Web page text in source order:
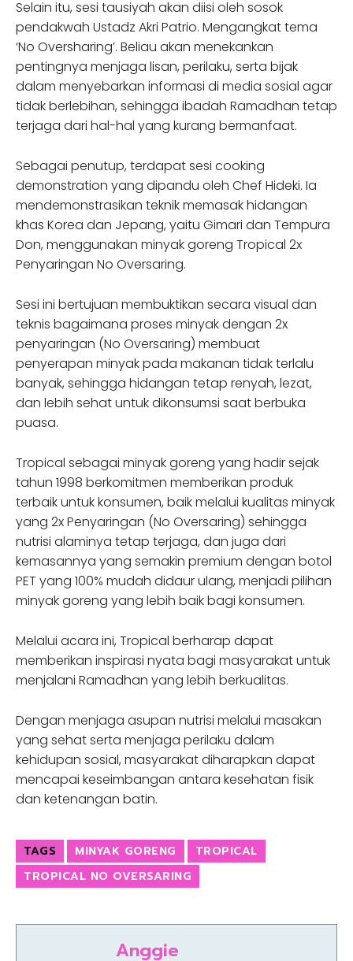
Selain itu, sesi tausiyah akan diisi oleh sosok
pendakwah Ustadz Akri Patrio. Mengangkat tema
‘No Oversharing’. Beliau akan menekankan
pentingnya menjaga lisan, perilaku, serta bijak
dalam menyebarkan informasi di media sosial agar
tidak berlebihan, sehingga ibadah Ramadhan tetap
terjaga dari hal-hal yang kurang bermanfaat.
Sebagai penutup, terdapat sesi cooking
demonstration yang dipandu oleh Chef Hideki. Ia
mendemonstrasikan teknik memasak hidangan
khas Korea dan Jepang, yaitu Gimari dan Tempura
Don, menggunakan minyak goreng Tropical 2x
Penyaringan No Oversaring.
Sesi ini bertujuan membuktikan secara visual dan
teknis bagaimana proses minyak dengan 2x
penyaringan (No Oversaring) membuat
penyerapan minyak pada makanan tidak terlalu
banyak, sehingga hidangan tetap renyah, lezat,
dan lebih sehat untuk dikonsumsi saat berbuka
puasa.
Tropical sebagai minyak goreng yang hadir sejak
tahun 1998 berkomitmen memberikan produk
terbaik untuk konsumen, baik melalui kualitas minyak
yang 2x Penyaringan (No Oversaring) sehingga
nutrisi alaminya tetap terjaga, dan juga dari
kemasannya yang semakin premium dengan botol
PET yang 100% mudah didaur ulang, menjadi pilihan
minyak goreng yang lebih baik bagi konsumen.
Melalui acara ini, Tropical berharap dapat
memberikan inspirasi nyata bagi masyarakat untuk
menjalani Ramadhan yang lebih berkualitas.
Dengan menjaga asupan nutrisi melalui masakan
yang sehat serta menjaga perilaku dalam
kehidupan sosial, masyarakat diharapkan dapat
mencapai keseimbangan antara kesehatan fisik
dan ketenangan batin.
TAGS MINYAK GORENG
TROPICAL
TROPICAL NO OVERSARING
Anggie